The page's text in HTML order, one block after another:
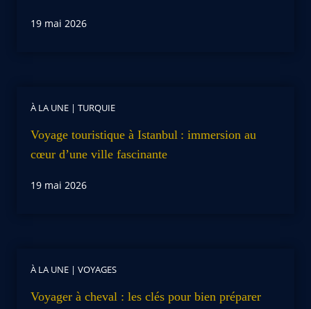
19 mai 2026
À LA UNE | TURQUIE
Voyage touristique à Istanbul : immersion au
cœur d’une ville fascinante
19 mai 2026
À LA UNE | VOYAGES
Voyager à cheval : les clés pour bien préparer